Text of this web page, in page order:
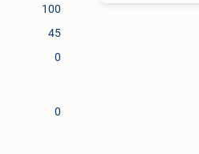
100
45
0
0